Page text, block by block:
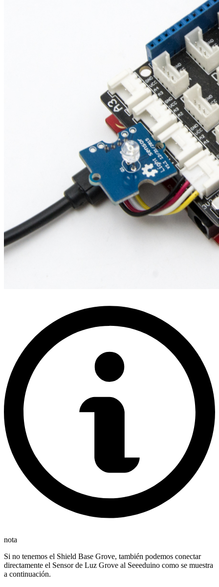
nota
Si no tenemos el Shield Base Grove, también podemos conectar
directamente el Sensor de Luz Grove al Seeeduino como se muestra
a continuación.